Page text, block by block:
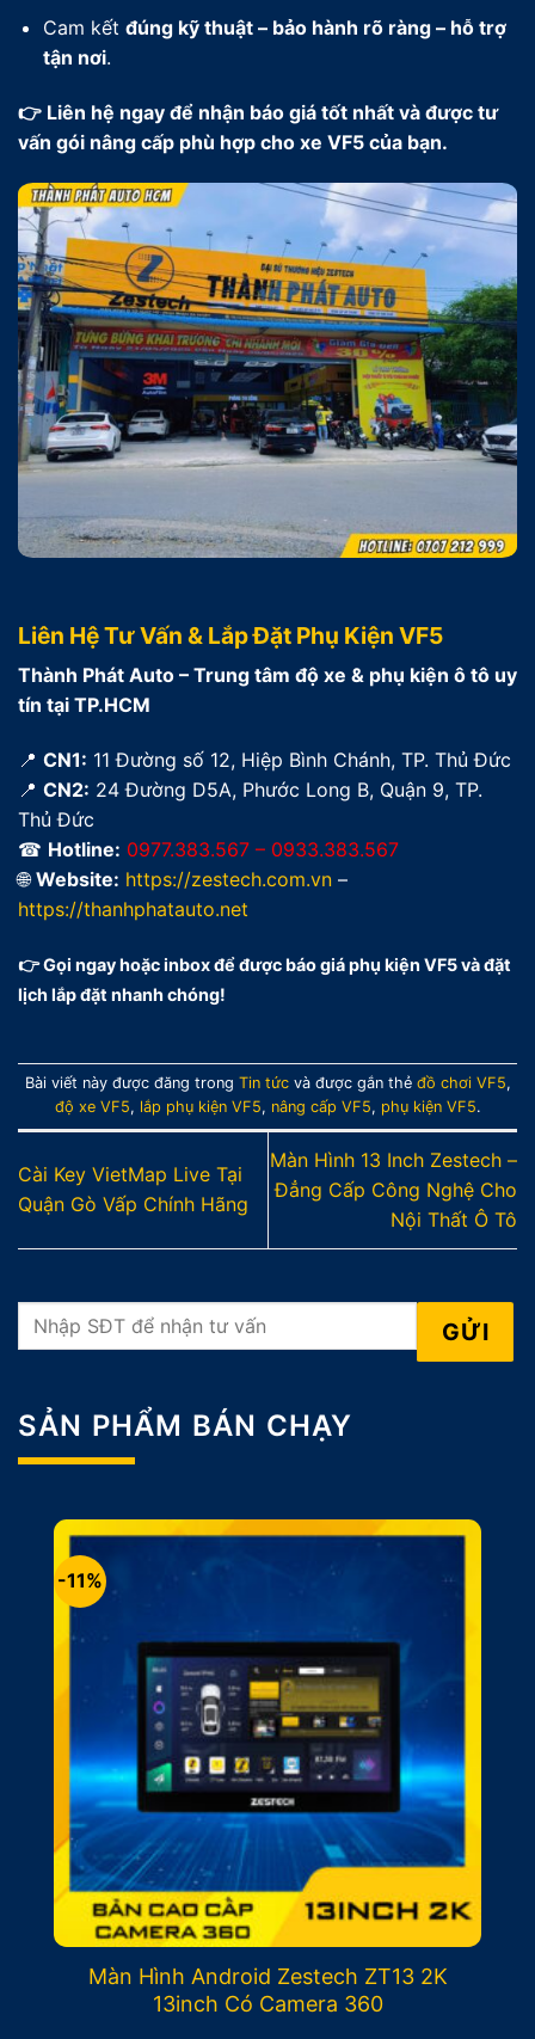
Cam kết đúng kỹ thuật – bảo hành rõ ràng – hỗ trợ
tận nơi.
👉 Liên hệ ngay để nhận báo giá tốt nhất và được tư
vấn gói nâng cấp phù hợp cho xe VF5 của bạn.
Liên Hệ Tư Vấn & Lắp Đặt Phụ Kiện VF5
Thành Phát Auto – Trung tâm độ xe & phụ kiện ô tô uy
tín tại TP.HCM
📍 CN1: 11 Đường số 12, Hiệp Bình Chánh, TP. Thủ Đức
📍 CN2: 24 Đường D5A, Phước Long B, Quận 9, TP.
Thủ Đức
☎ Hotline: 0977.383.567 – 0933.383.567
🌐Website: https://zestech.com.vn –
https://thanhphatauto.net
👉 Gọi ngay hoặc inbox để được báo giá phụ kiện VF5 và đặt
lịch lắp đặt nhanh chóng!
Bài viết này được đăng trong Tin tứcvà được gắn thẻ đồ chơi VF5,
độ xe VF5, lắp phụ kiện VF5, nâng cấp VF5, phụ kiện VF5.
Cài Key VietMap Live Tại
Quận Gò Vấp Chính Hãng
Màn Hình 13 Inch Zestech –
Đẳng Cấp Công Nghệ Cho
Nội Thất Ô Tô
SẢN PHẨM BÁN CHẠY
-11%
Màn Hình Android Zestech ZT13 2K
13inch Có Camera 360